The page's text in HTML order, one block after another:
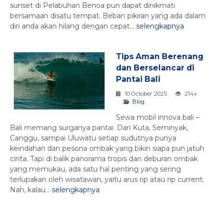
sunset di Pelabuhan Benoa pun dapat dinikmati
bersamaan disatu tempat. Beban pikiran yang ada dalam
diri anda akan hilang dengan cepat... selengkapnya
Tips Aman Berenang
dan Berselancar di
Pantai Bali
10 October 2025
214x
Blog
Sewa mobil innova bali –
Bali memang surganya pantai. Dari Kuta, Seminyak,
Canggu, sampai Uluwatu setiap sudutnya punya
keindahan dan pesona ombak yang bikin siapa pun jatuh
cinta. Tapi di balik panorama tropis dan deburan ombak
yang memukau, ada satu hal penting yang sering
terlupakan oleh wisatawan, yaitu arus rip atau rip current.
Nah, kalau... selengkapnya